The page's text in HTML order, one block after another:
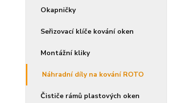
Okapničky
Seřizovací klíče kování oken
Montážní kliky
Náhradní díly na kování ROTO
Čističe rámů plastových oken